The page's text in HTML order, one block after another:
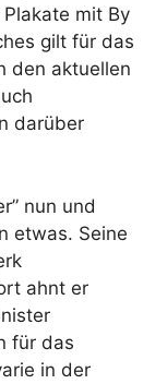
Plakate mit By
gilt für das
den aktuellen
darüber
nun und
etwas. Seine
ahnt er
für das
in der